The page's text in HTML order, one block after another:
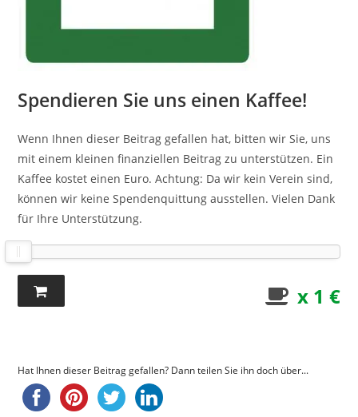
Spendieren Sie uns einen Kaffee!
Wenn Ihnen dieser Beitrag gefallen hat, bitten wir Sie, uns
mit einem kleinen finanziellen Beitrag zu unterstützen. Ein
Kaffee kostet einen Euro. Achtung: Da wir kein Verein sind,
können wir keine Spendenquittung ausstellen. Vielen Dank
für Ihre Unterstützung.
x 1 €
Hat Ihnen dieser Beitrag gefallen? Dann teilen Sie ihn doch über...